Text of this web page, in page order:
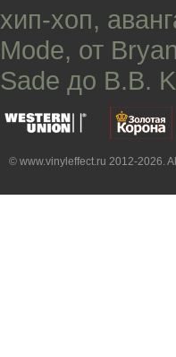
хип-хоп,
Mode, от
Sade до B.B.
© www.vinyleffect.ru 2012-2026.